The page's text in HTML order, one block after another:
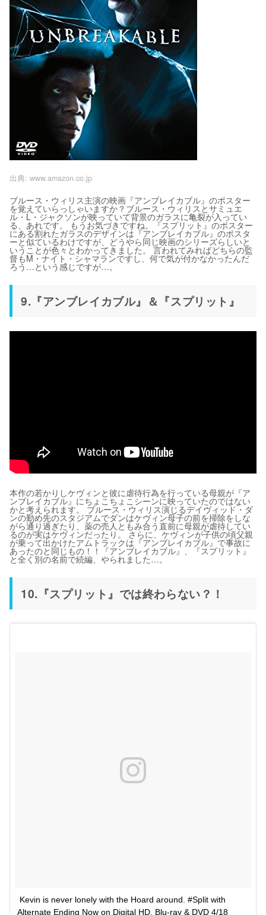
出典: www.amazon.co.jp
ブルース・ウィリス主演の映画『アンブレイカブル』のポスター
を覚えていらっしゃいますか？ブルース・ウィリスとサミュエ
ル・L・ジャクソンが映っていて背景のガラスに亀裂が入ってい
る、あれです。 もうお気づきですね。『スプリット』のポスター
にある割れたガラスのデザインは『アンブレイカブル』のポスタ
ーと似ているわけですが、どうやら同じ映画のシリーズらしいと
いうことが色々とわかってきました。 言われてみればどちらの監
督もM・ナイト・シャマランですし、何で気が付かなかったんだ
ろう…という感じですが…。
9.『アンブレイカブル』＆『スプリット』
本作の若かりしケヴィンと彼に虐待行為を行っている母親が『ア
ンブレイカブル』にちょこちょこシーンに映っていたのではない
かと考えられます。 ブルース・ウィリス演じるデイヴィッド・ダ
ンの勤め先のスタジアムでダンはケヴィン母子の前を掃除をしな
がら通り過ぎたり、薬の売人ともみ合う直前に母親が虐待してい
るのが実はケヴィンだったり。 さらに、ケヴィンが子供の頃父親
が乗って出かけたアムトラックは『アンブレイカブル』で事故に
あったのと同じもの！！『アンブレイカブル』、『スプリット』
と全く別の名前で続編、やられました…。
10.『スプリット』では終わらない？！
Kevin is never lonely with the Hoard around. #Split with
Alternate Ending Now on Digital HD, Blu-ray & DVD 4/18